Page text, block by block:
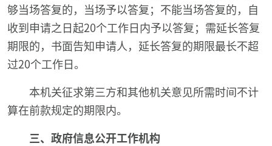
够当场答复的，当场予以答复；不能当场答复的，自
收到申请之日起20个工作日内予以答复；需延长答复
期限的，书面告知申请人，延长答复的期限最长不超
过20个工作日。
本机关征求第三方和其他机关意见所需时间不计
算在前款规定的期限内。
三、政府信息公开工作机构